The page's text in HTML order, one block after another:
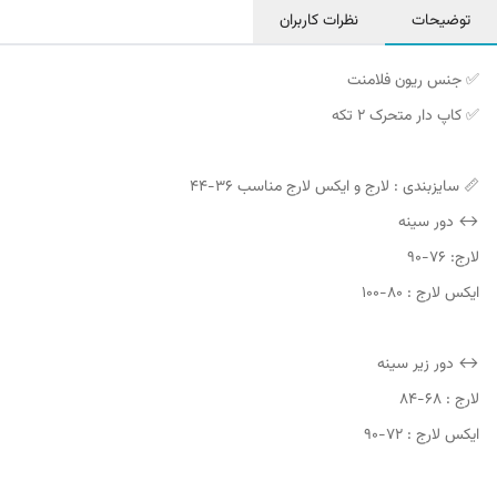
توضیحات نظرات کاربران
✅‌ جنس ریون فلامنت
✅ کاپ دار متحرک 2 تکه
📏 سایزبندی : لارج و ایکس لارج مناسب ۳۶-۴۴
↔️‌ دور سینه
لارج: ۷۶-۹۰
ایکس لارج : ۸۰-۱۰۰
↔️ دور زیر سینه
لارج : ۶۸-۸۴
ایکس لارج : ۷۲-۹۰